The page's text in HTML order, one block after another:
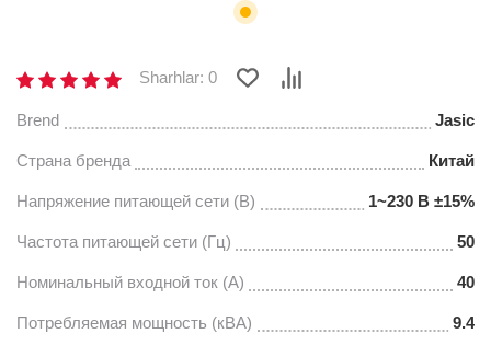
Sharhlar: 0
Brend Jasic
Страна бренда Китай
Напряжение питающей сети (В) 1~230 В ±15%
Частота питающей сети (Гц) 50
Номинальный входной ток (А) 40
Потребляемая мощность (кВА) 9.4